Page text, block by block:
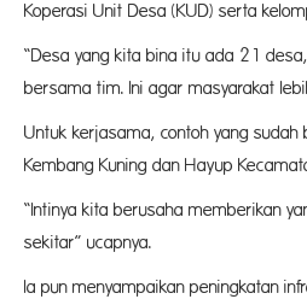
Koperasi Unit Desa (KUD) serta
“Desa yang kita bina itu ada 21
bersama tim. Ini agar masyarakat
Untuk kerjasama, contoh yang sudah
Kembang Kuning dan Hayup
“Intinya kita berusaha memberikan
sekitar” ucapnya.
Ia pun menyampaikan peningkatan